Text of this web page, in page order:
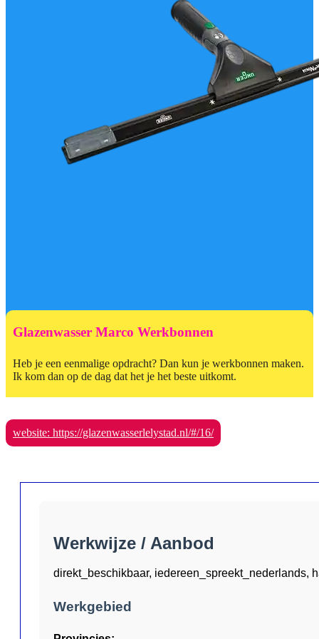
Glazenwasser Marco Werkbonnen
Heb je een eenmalige opdracht? Dan kun je werkbonnen maken.
Ik kom dan op de dag dat het je het beste uitkomt.
website: https://glazenwasserlelystad.nl/#/16/
Werkwijze / Aanbod
direkt_beschikbaar, iedereen_spreekt_nederlands,
Werkgebied